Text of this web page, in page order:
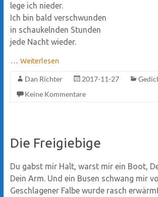
lege ich nieder.
Ich bin bald verschwunden
in schaukelnden Stunden
jede Nacht wieder.
… Weiterlesen
Dan Richter 2017-11-27
Keine Kommentare
Die Freigiebige
Du gabst mir Halt, warst mir ein Boot,
Dein Arm. Und ein Busen schwang mir
Geschlagener Falbe wurde rasch